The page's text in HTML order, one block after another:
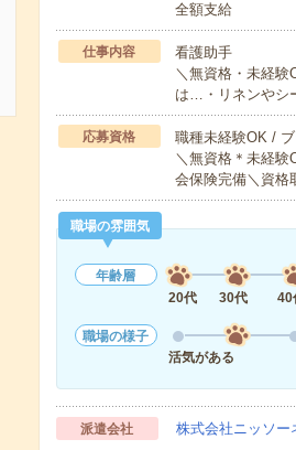
全額支給
仕事内容
看護助手
＼無資格・未経
は…・リネンやシ
応募資格
職種未経験OK /
＼無資格＊未経
会保険完備＼資
職場の雰囲気
年齢層
20代
30代 40
職場の様子
活気がある
派遣会社 株式会社ニッソー